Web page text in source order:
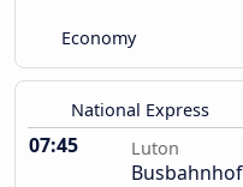
Economy
National Express
07:45 Luton
Busbahnhof